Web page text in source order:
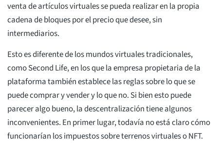
venta de artículos virtuales se pueda realizar en la propia
cadena de bloques por el precio que desee, sin
intermediarios.
Esto es diferente de los mundos virtuales tradicionales,
como Second Life, en los que la empresa propietaria de la
plataforma también establece las reglas sobre lo que se
puede comprar y vender y lo que no. Si bien esto puede
parecer algo bueno, la descentralización tiene algunos
inconvenientes. En primer lugar, todavía no está claro cómo
funcionarían los impuestos sobre terrenos virtuales o NFT.